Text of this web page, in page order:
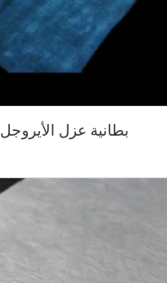
بطانية عزل الأيروجل 350℃